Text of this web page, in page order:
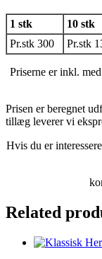
1 stk 10 stk
Pr.stk 300
Pr.stk
Priserne er inkl.
Prisen er beregnet
tillæg leverer vi
Hvis du er
Related